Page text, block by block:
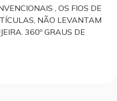
, OS FIOS DE
NÃO LEVANTAM
360º GRAUS DE